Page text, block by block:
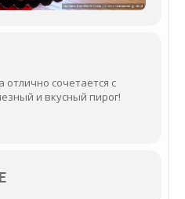
отлично сочетается с
и вкусный пирог!